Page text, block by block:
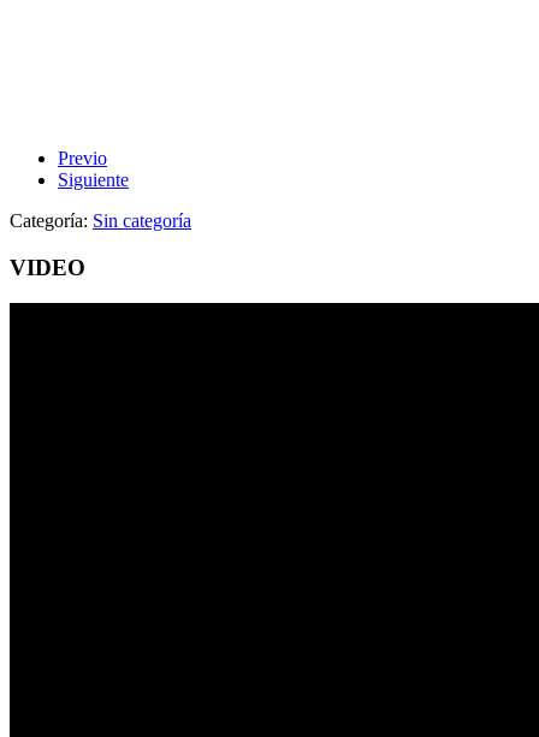
Previo
Siguiente
Categoría: Sin categoría
VIDEO